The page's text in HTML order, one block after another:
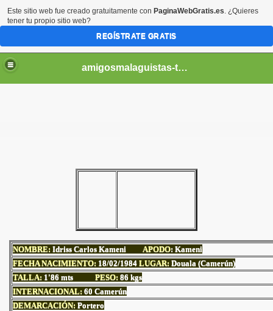
amigosmalaguistas-temporadas
NOMBRE: Idriss Carlos Kameni APODO: Kameni
FECHA NACIMIENTO: 18/02/1984 LUGAR: Douala (Camerún)
TALLA: 1'86 mts PESO: 86 kgs
INTERNACIONAL: 60 Camerún
DEMARCACIÓN: Portero
Este sitio web fue creado gratuitamente con PaginaWebGratis.es. ¿Quieres
tener tu propio sitio web?
REGÍSTRATE GRATIS